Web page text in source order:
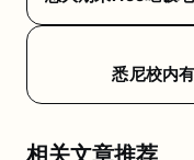
悉尼校内